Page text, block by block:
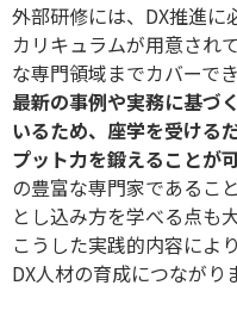
外部研修には、 DX推進に
カリキュラムが用意され
な専門領域までカバーでき
最新の事例や実務に基づ
いるため、座学を受ける
プット力を鍛えることが可
の豊富な専門家であるこ
とし込み方を学べる点も
こうした実践的内容によ
DX人材の育成につながり